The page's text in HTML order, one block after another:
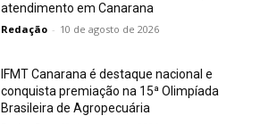
atendimento em Canarana
Redação - 10 de agosto de 2026
IFMT Canarana é destaque nacional e
conquista premiação na 15ª Olimpíada
Brasileira de Agropecuária